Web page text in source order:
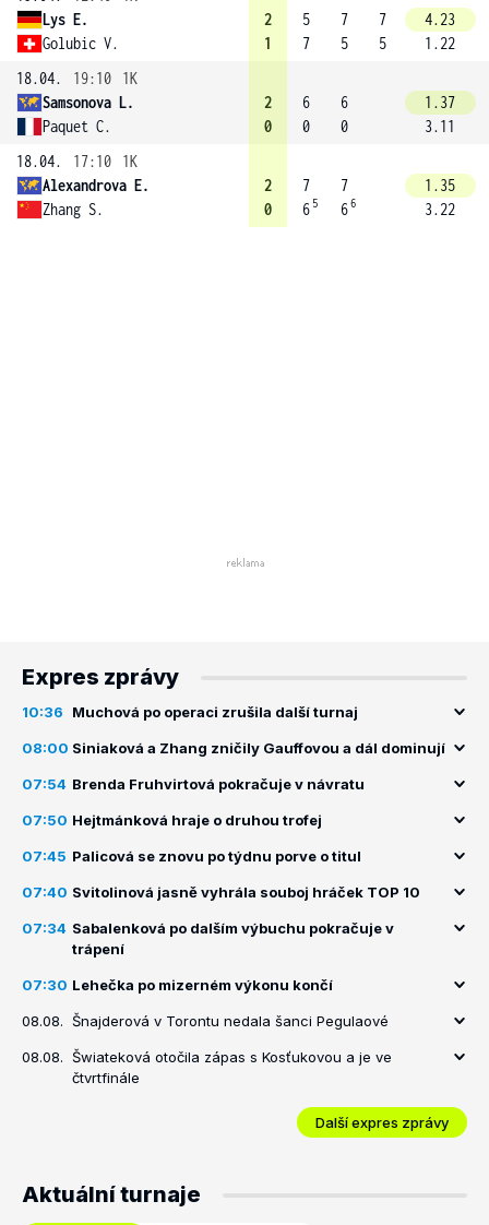
Lys E.
Golubic V.
2
1
5
7
7
5
7
5
4.23
1.22
18.04.
19:10
1K
Samsonova L.
Paquet C.
2
0
6
0
6
0
1.37
3.11
18.04.
17:10
1K
Alexandrova E.
Zhang S.
2
0
7
6 5
7
66
1.35
3.22
Expres zprávy
10:36 Muchová po operaci zrušila další turnaj
08:00 Siniaková a Zhang zničily Gauffovou a dál dominují
07:54 Brenda Fruhvirtová pokračuje v návratu
07:50 Hejtmánková hraje o druhou trofej
07:45 Palicová se znovu po týdnu porve o titul
07:40 Svitolinová jasně vyhrála souboj hráček TOP 10
07:34 Sabalenková po dalším výbuchu pokračuje v
trápení
07:30 Lehečka po mizerném výkonu končí
08.08. Šnajderová v Torontu nedala šanci Pegulaové
08.08. Šwiateková otočila zápas s Kosťukovou a je ve
čtvrtfinále
Další expres zprávy
Aktuální turnaje